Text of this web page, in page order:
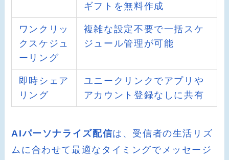
ギフトを無料作成
ワンクリッ
クスケジュ
ーリング
複雑な設定不要で一括スケ
ジュール管理が可能
即時シェア
リング
ユニークリンクでアプリや
アカウント登録なしに共有
AIパーソナライズ配信は、受信者の生活リズ
ムに合わせて最適なタイミングでメッセージ